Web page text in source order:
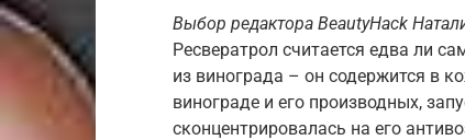
Выбор редактора BeautyHack
Ресвератрол считается едва ли
из винограда – он содержится в
винограде и его производных,
сконцентрировалась на его